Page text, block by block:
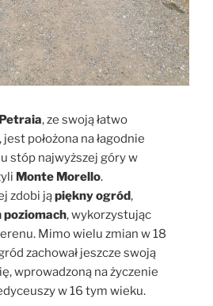
, ze swoją łatwo
położona na łagodnie
stóp najwyższej góry w
Monte Morello.
zdobi jąpiękny ogród,
, wykorzystując
Mimo wielu zmian w 18
zachował jeszcze swoją
wprowadzoną na życzenie
w 16 tym wieku.